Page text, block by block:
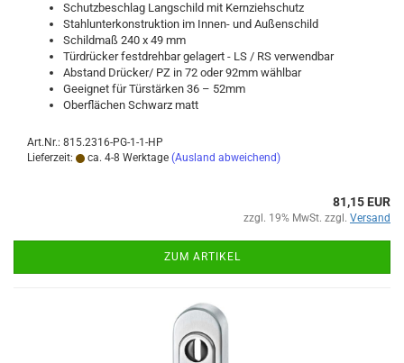
Schutz­be­schlag Lang­schild mit Kern­zieh­schutz
Stahl­un­ter­kon­struk­ti­on im Innen-​ und Au­ßen­schild
Schild­maß 240 x 49 mm
Tür­drü­cker fest­dreh­bar ge­la­gert - LS / RS ver­wend­bar
Ab­stand Drü­cker/ PZ in 72 oder 92mm wähl­bar
Ge­eig­net für Tür­stär­ken 36 – 52mm
Ober­flä­chen Schwarz matt
Art.Nr.: 815.2316-PG-1-1-HP
Lieferzeit:
ca. 4-8 Werktage (Ausland abweichend)
81,15 EUR
zzgl. 19% MwSt. zzgl. Versand
ZUM ARTIKEL